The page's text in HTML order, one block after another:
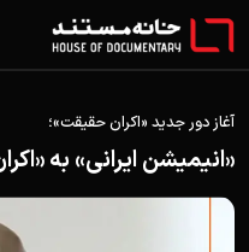
آغاز دور جدید «اکران حقیقت»؛
«انیمیشن ایرانی» به